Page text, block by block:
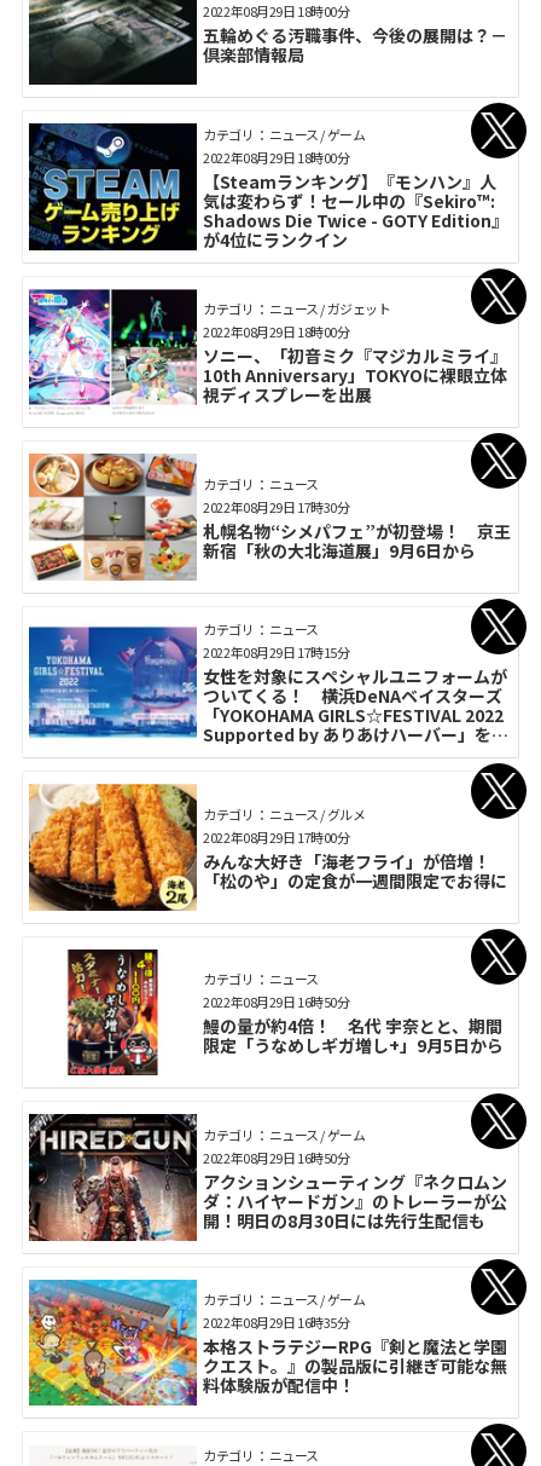
五輪めぐる汚職事件、今後の展開は？－
倶楽部情報局
2022年08月29日 18時00分
カテゴリ： ニュース / ゲーム
【Steamランキング】『モンハン』人
気は変わらず！セール中の『Sekiro™:
Shadows Die Twice - GOTY Edition』
が4位にランクイン
2022年08月29日 18時00分
カテゴリ： ニュース / ガジェット
ソニー、「初音ミク『マジカルミライ』
10th Anniversary」TOKYOに裸眼立体
視ディスプレーを出展
2022年08月29日 18時00分
カテゴリ： ニュース
札幌名物“シメパフェ”が初登場！ 京王
新宿「秋の大北海道展」9月6日から
2022年08月29日 17時30分
カテゴリ： ニュース
女性を対象にスペシャルユニフォームが
ついてくる！ 横浜DeNAベイスターズ
「YOKOHAMA GIRLS☆FESTIVAL 2022
Supported by ありあけハーバー」を9
月9日開催
2022年08月29日 17時15分
カテゴリ： ニュース / グルメ
みんな大好き「海老フライ」が倍増！
「松のや」の定食が一週間限定でお得に
2022年08月29日 17時00分
カテゴリ： ニュース
鰻の量が約4倍！ 名代 宇奈とと、期間
限定「うなめしギガ増し+」9月5日から
2022年08月29日 16時50分
カテゴリ： ニュース / ゲーム
アクションシューティング『ネクロムン
ダ：ハイヤードガン』のトレーラーが公
開！明日の8月30日には先行生配信も
2022年08月29日 16時50分
カテゴリ： ニュース / ゲーム
本格ストラテジーRPG『剣と魔法と学園
クエスト。』の製品版に引継ぎ可能な無
料体験版が配信中！
2022年08月29日 16時35分
カテゴリ： ニュース